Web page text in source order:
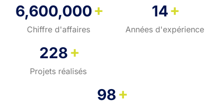
6,600,000+
Chiffre d'affaires
14+
Années d'expérience
228+
Projets réalisés
98+